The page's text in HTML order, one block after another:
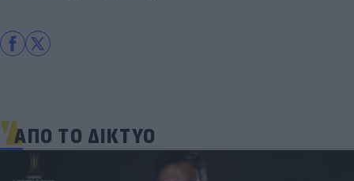
ΑΠΟ ΤΟ ΔΙΚΤΥΟ